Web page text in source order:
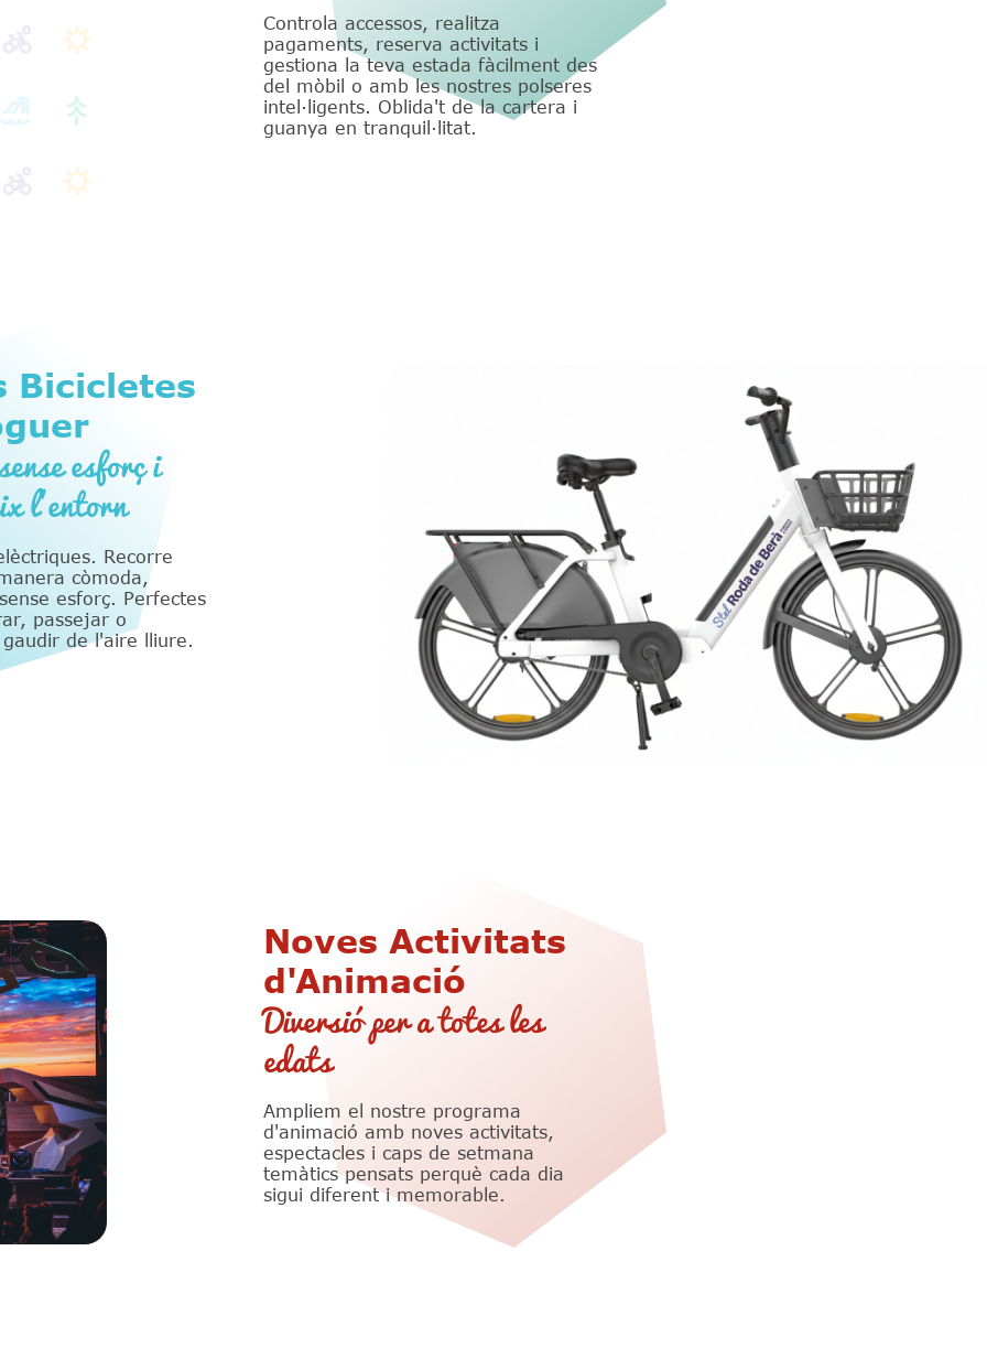
Controla accessos, realitza
pagaments, reserva activitats i
gestiona la teva estada fàcilment des
del mòbil o amb les nostres polseres
intel·ligents. Oblida't de la cartera i
guanya en tranquil·litat.
Bicicletes
esforç i
l'entorn
Recorre
còmoda,
esforç. Perfectes
passejar o
de l'aire lliure.
Noves Activitats
d'Animació
Diversió per a totes les
edats
Ampliem el nostre programa
d'animació amb noves activitats,
espectacles i caps de setmana
temàtics pensats perquè cada dia
sigui diferent i memorable.